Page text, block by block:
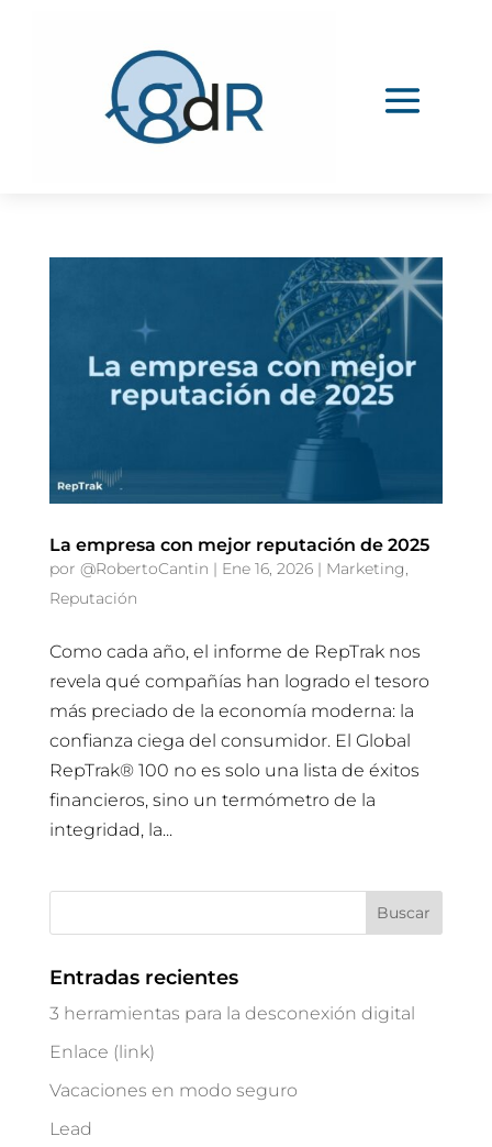
La empresa con mejor reputación de 2025
por @RobertoCantin | Ene 16, 2026| Marketing,
Reputación
Como cada año, el informe de RepTrak nos
revela qué compañías han logrado el tesoro
más preciado de la economía moderna: la
confianza ciega del consumidor. El Global
RepTrak® 100 no es solo una lista de éxitos
financieros, sino un termómetro de la
integridad, la...
Entradas recientes
3 herramientas para la desconexión digital
Enlace (link)
Vacaciones en modo seguro
Lead